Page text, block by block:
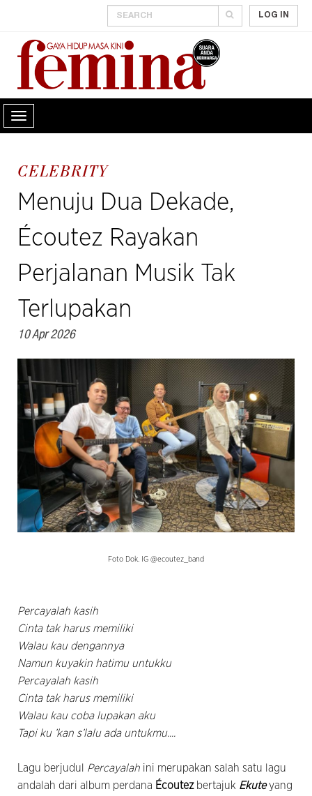
LOG IN
CELEBRITY
Menuju Dua Dekade,
Écoutez Rayakan
Perjalanan Musik Tak
Terlupakan
10 Apr 2026
Foto Dok. IG @ecoutez_band
Percayalah kasih
Cinta tak harus memiliki
Walau kau dengannya
Namun kuyakin hatimu untukku
Percayalah kasih
Cinta tak harus memiliki
Walau kau coba lupakan aku
Tapi ku ’kan s’lalu ada untukmu....
Lagu berjudul Percayalah ini merupakan salah satu lagu
andalah dari album perdana Écoutez bertajuk Ekuteyang